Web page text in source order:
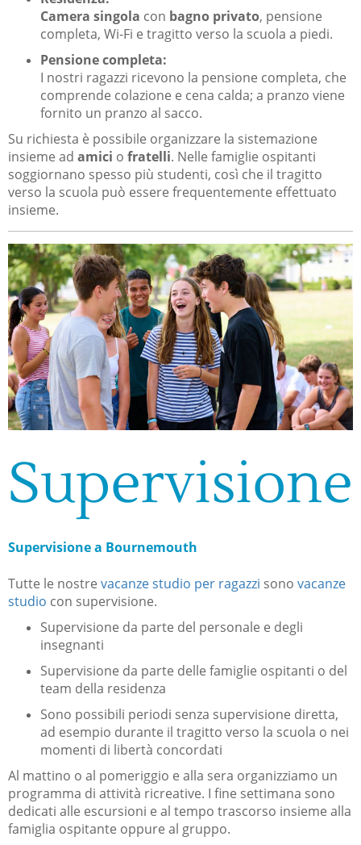
Camera singola con bagno privato, pensione
completa, Wi-Fi e tragitto verso la scuola a piedi.
Pensione completa:
I nostri ragazzi ricevono la pensione completa, che
comprende colazione e cena calda; a pranzo viene
fornito un pranzo al sacco.
Su richiesta è possibile organizzare la sistemazione
insieme ad amici o fratelli. Nelle famiglie ospitanti
soggiornano spesso più studenti, così che il tragitto
verso la scuola può essere frequentemente effettuato
insieme.
Supervisione
Supervisione a Bournemouth
Tutte le nostre vacanze studio per ragazzi sono vacanze
studio con supervisione.
Supervisione da parte del personale e degli
insegnanti
Supervisione da parte delle famiglie ospitanti o del
team della residenza
Sono possibili periodi senza supervisione diretta,
ad esempio durante il tragitto verso la scuola o nei
momenti di libertà concordati
Al mattino o al pomeriggio e alla sera organizziamo un
programma di attività ricreative. I fine settimana sono
dedicati alle escursioni e al tempo trascorso insieme alla
famiglia ospitante oppure al gruppo.